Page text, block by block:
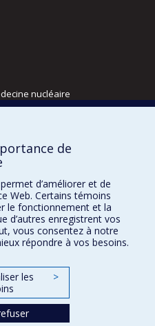
nucléaire
physique
de
d’améliorer et de
Web. Certains témoins
le fonctionnement et la
d’autres enregistrent vos
vous consentez à notre
répondre à vos besoins.
les
>